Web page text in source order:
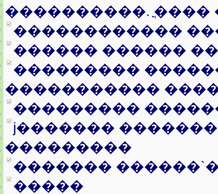
�����������.
������������
������ ������
���������
�����������
���������
ϳ�������
���������
�������
�����